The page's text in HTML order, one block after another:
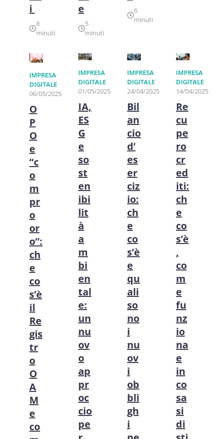
i
8
minuti
e
5
minuti
6
minuti
IMPRESA
DIGITALE
06/05/2025
O
P
O
e
“c
o
m
pr
o
or
o”:
ch
e
co
s’è
il
Re
gis
tr
o
O
A
M
e
co
IMPRESA
DIGITALE
01/05/2025
IA,
ES
G
e
so
st
en
ibi
lit
à
a
m
bi
en
tal
e:
un
nu
ov
o
ap
pr
oc
cio
pe
IMPRESA
DIGITALE
24/04/2025
Bil
an
cio
d’
es
er
ciz
io:
ch
e
co
s’è
e
qu
ali
so
no
i
nu
ov
i
ob
bli
gh
i
IMPRESA
DIGITALE
14/04/2025
Re
cu
pe
ro
cr
ed
iti:
ch
e
co
s’è
,
co
m
e
fu
nz
io
na
e
in
co
sa
si
di